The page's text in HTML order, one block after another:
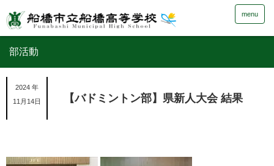
menu
部活動
2024 年
11月14日
【バドミントン部】県新人大会 結果